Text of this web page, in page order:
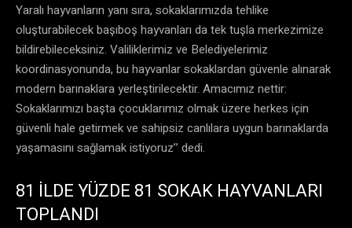
Yaralı hayvanların yanı sıra, sokaklarımızda tehlike
oluşturabilecek başıboş hayvanları da tek tuşla merkezimize
bildirebileceksiniz. Valiliklerimiz ve Belediyelerimiz
koordinasyonunda, bu hayvanlar sokaklardan güvenle alınarak
modern barınaklara yerleştirilecektir. Amacımız nettir:
Sokaklarımızı başta çocuklarımız olmak üzere herkes için
güvenli hale getirmek ve sahipsiz canlılara uygun barınaklarda
yaşamasını sağlamak istiyoruz’’ dedi.
81 İLDE YÜZDE 81 SOKAK HAYVANLARI
TOPLANDI